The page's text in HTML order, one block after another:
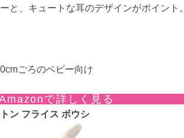
と、キュートな耳のデザインがポイント
ごろのベビー向け
で詳しく見る
ン フライス ボウシ